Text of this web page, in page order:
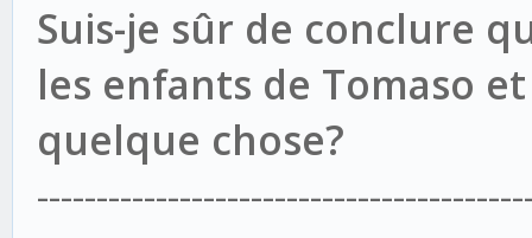
Suis-je sûr de conclure
les enfants de Tomaso
quelque chose?